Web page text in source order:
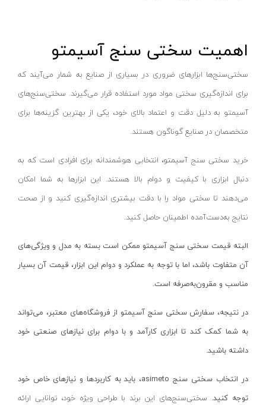
هویه گازی
سندان صافکاری
دستگاه سوراخ کن
دستگاه تسمه کش
پولی کش و بلبرینگ کش
قاپک (شیشه گیر)
تراز لیزری
متر لیزری
تراز دستی
بادسنج
پایه میکرومتر
چرخ متر
ای لایت- ALITE
ملک الکتریک پارس- MALEK ELECTRIC
آمیسا- AMISA
مارکه- MARKEH
وندا- VANDA
پی جی تی
نیرو کابل زاگرس - Zagros cable power
میرا - Mira
پاکسال - PAKSAL
اس پی _ SP
وینر_WINNER
اهمیت سختی سنج‌ آسیمتو
سختی‌سنج‌ها ابزارهای ضروری در بسیاری از صنایع به شمار می‌آیند که
برای اندازه‌گیری سختی مواد مورد استفاده قرار می‌گیرند. سختی‌سنج‌های
آسیمتو به دلیل دقت و اعتماد بالای خود، یکی از بهترین گزینه‌ها برای
متخصصان در صنایع گوناگون هستند.
خرید سختی سنج‌ آسیمتو، انتخابی هوشمندانه برای افرادی است که به
دنبال ابزاری با کیفیت و دوام بالا هستند. این ابزارها به شما امکان
می‌دهند تا سختی مواد را با دقت بیشتری اندازه‌گیری کنید و از صحت
نتایج به‌دست‌آمده اطمینان حاصل کنید.
البته قیمت سختی سنج‌ آسیمتو ممکن است بسته به مدل و ویژگی‌های
آن متفاوت باشد، اما با توجه به عملکرد و دوام این ابزار، قیمت آن بسیار
مناسب و مقرون‌به‌صرفه است.
در نتیجه، سفارش سختی سنج‌ آسیمتو از فروشگاه‌های معتبر، می‌تواند
به شما کمک کند تا ابزاری کارآمد و با دوام برای نیازهای صنعتی خود
داشته باشید.
در انتخاب سختی سنج‌ asimeto، باید به کاربردها و نیازهای خاص خود
توجه کنید. سختی‌سنج‌های این برند با طراحی ویژه خود، توانایی ارائه